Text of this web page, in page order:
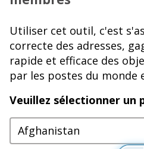
Utiliser cet outil, c'est
correcte des adresses,
rapide et efficace des
par les postes du monde
Veuillez sélectionner un
Afghanistan